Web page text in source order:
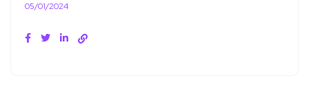
05/01/2024